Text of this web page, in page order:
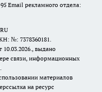
Email рекламного отдела:
№: 7378360181.
выдано
связи, информационных
материалов
на ресурс